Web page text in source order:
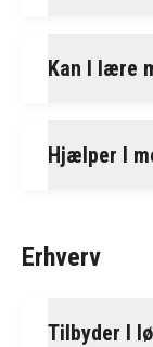
Kan I lære
Hjælper I
Erhverv
Tilbyder I